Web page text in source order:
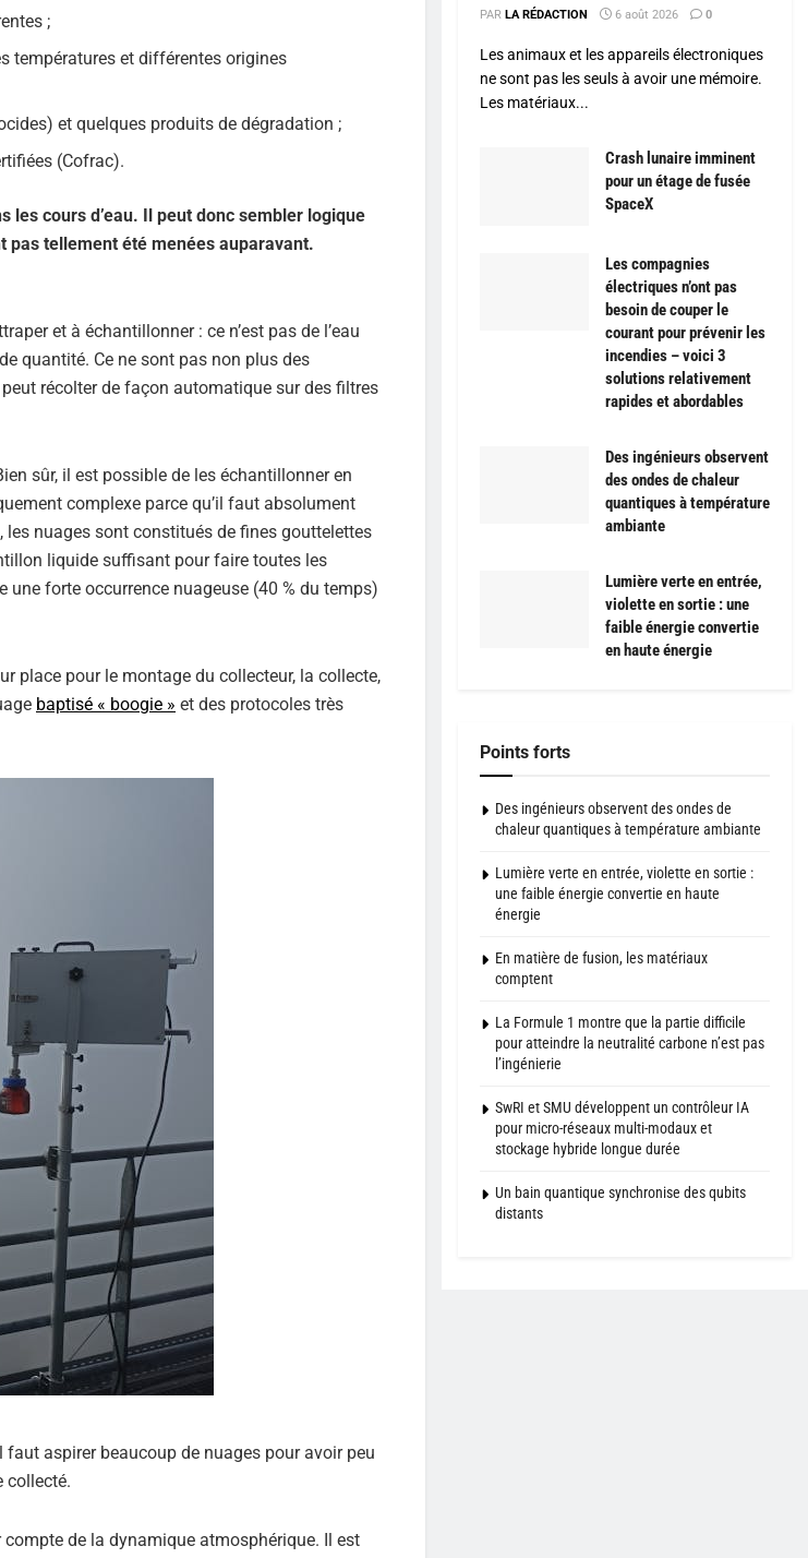
;
températures et différentes origines
et quelques produits de dégradation ;
(Cofrac).
les cours d’eau. Il peut donc sembler logique
pas tellement été menées auparavant.
et à échantillonner : ce n’est pas de l’eau
quantité. Ce ne sont pas non plus des
récolter de façon automatique sur des filtres
sûr, il est possible de les échantillonner en
complexe parce qu’il faut absolument
les nuages sont constitués de fines gouttelettes
liquide suffisant pour faire toutes les
une forte occurrence nuageuse (40 % du temps)
place pour le montage du collecteur, la collecte,
baptisé « boogie » et des protocoles très
faut aspirer beaucoup de nuages pour avoir peu
collecté.
de la dynamique atmosphérique. Il est
PAR LA RÉDACTION 6 août 2026 0
Les animaux et les appareils électroniques
ne sont pas les seuls à avoir une mémoire.
Les matériaux...
Crash lunaire imminent
pour un étage de fusée
SpaceX
Les compagnies
électriques n’ont pas
besoin de couper le
courant pour prévenir les
incendies – voici 3
solutions relativement
rapides et abordables
Des ingénieurs observent
des ondes de chaleur
quantiques à température
ambiante
Lumière verte en entrée,
violette en sortie : une
faible énergie convertie
en haute énergie
Points forts
Des ingénieurs observent des ondes de
chaleur quantiques à température ambiante
Lumière verte en entrée, violette en sortie :
une faible énergie convertie en haute
énergie
En matière de fusion, les matériaux
comptent
La Formule 1 montre que la partie difficile
pour atteindre la neutralité carbone n’est pas
l’ingénierie
SwRI et SMU développent un contrôleur IA
pour micro-réseaux multi-modaux et
stockage hybride longue durée
Un bain quantique synchronise des qubits
distants